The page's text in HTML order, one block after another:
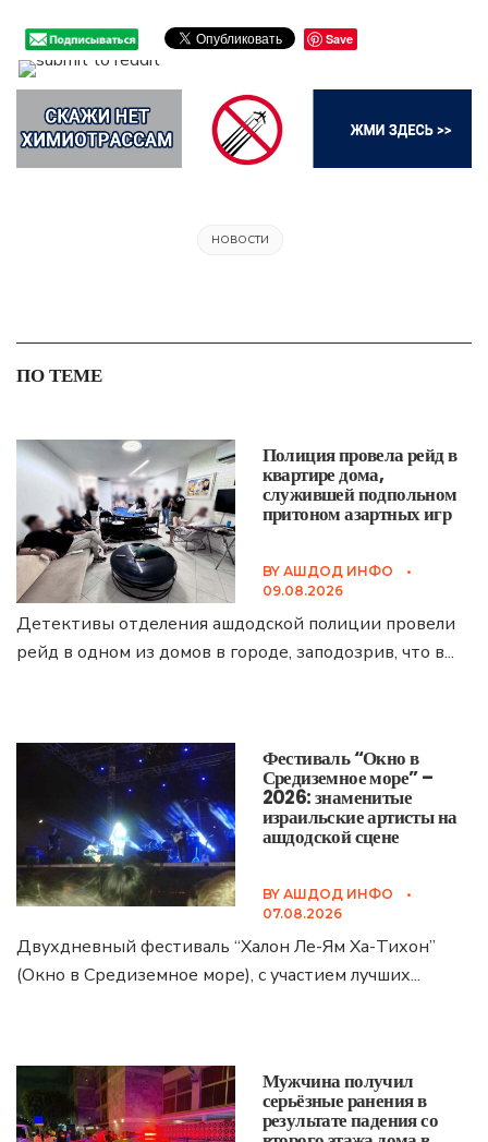
Save
НОВОСТИ
ПО ТЕМЕ
Полиция провела рейд в
квартире дома,
служившей подпольном
притоном азартных игр
BY АШДОД ИНФО
•
09.08.2026
Детективы отделения ашдодской полиции провели
рейд в одном из домов в городе, заподозрив, что в...
Фестиваль “Окно в
Средиземное море” –
2026: знаменитые
израильские артисты на
ашдодской сцене
BY АШДОД ИНФО
•
07.08.2026
Двухдневный фестиваль “Халон Ле-Ям Ха-Тихон”
(Окно в Средиземное море), с участием лучших...
Мужчина получил
серьёзные ранения в
результате падения со